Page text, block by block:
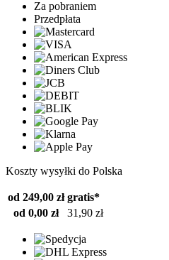
Za pobraniem
Przedpłata
Koszty wysyłki do Polska
od 249,00 zł gratis*
od 0,00 zł
31,90 zł